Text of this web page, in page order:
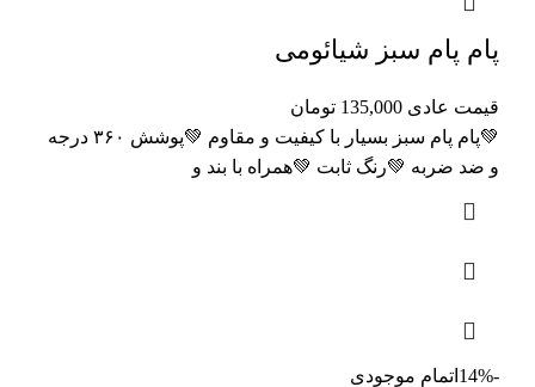
پام پام سبز شیائومی
قیمت عادی 135,000 تومان
💚پام پام سبز بسیار با کیفیت و مقاوم 💚پوشش ۳۶۰ درجه
و ضد ضربه 💚رنگ ثابت 💚همراه با بند و
-14% اتمام موجودی